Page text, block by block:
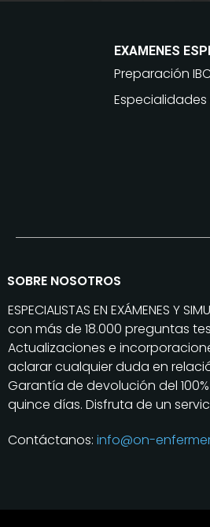
EXAMENES
Preparación
SOBRE NOSOTROS
ESPECIALISTAS EN EXÁMENES Y
con más de 18.000 preguntas
Actualizaciones e
aclarar cualquier duda en
Garantía de devolución del
quince días. Disfruta de un
Contáctanos: info@on-